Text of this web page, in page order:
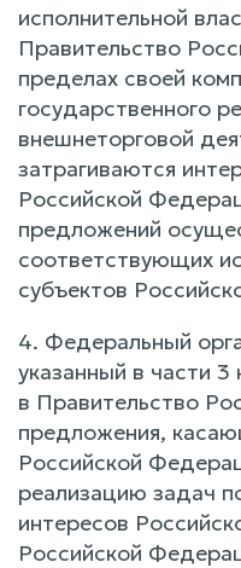
исполнительной
Правительство
пределах своей
государственного
внешнеторговой
затрагиваются
Российской
предложений
соответствующих
субъектов
4. Федеральный
указанный в части
в Правительство
предложения,
Российской
реализацию задач
интересов
Российской